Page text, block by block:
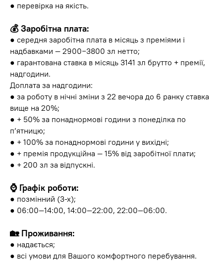
● перевірка на якість.
💰 Заробітна плата:
● середня заробітна плата в місяць з преміями і
надбавками — 2900−3800 зл нетто;
● гарантована ставка в місяць 3141 зл брутто + премії,
надгодини.
Доплата за надгодини:
● за роботу в нічні зміни з 22 вечора до 6 ранку ставка
вище на 20%;
● + 50% за понаднормові години з понеділка по
п’ятницю;
● + 100% за понаднормові години у вихідні;
● + премія продукційна — 15% від заробітної плати;
● + 200 зл за відпускні.
⌚️ Графік роботи:
● позмінний (3-х);
● 06:00—14:00, 14:00—22:00, 22:00—06:00.
🏡 Проживання:
● надається;
● всі умови для Вашого комфортного перебування.